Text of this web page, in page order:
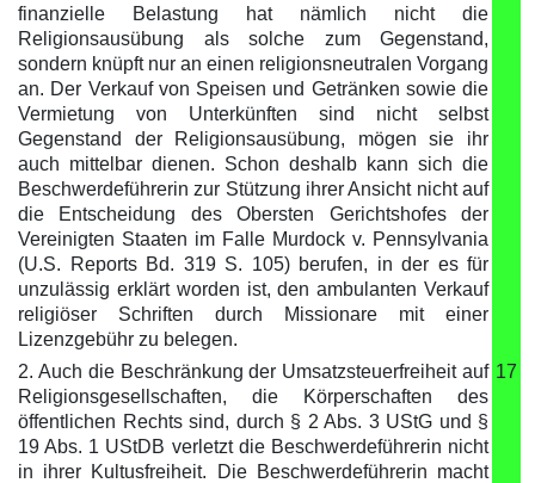
finanzielle Belastung hat nämlich nicht die
Religionsausübung als solche zum Gegenstand,
sondern knüpft nur an einen religionsneutralen Vorgang
an. Der Verkauf von Speisen und Getränken sowie die
Vermietung von Unterkünften sind nicht selbst
Gegenstand der Religionsausübung, mögen sie ihr
auch mittelbar dienen. Schon deshalb kann sich die
Beschwerdeführerin zur Stützung ihrer Ansicht nicht auf
die Entscheidung des Obersten Gerichtshofes der
Vereinigten Staaten im Falle Murdock v. Pennsylvania
(U.S. Reports Bd. 319 S. 105) berufen, in der es für
unzulässig erklärt worden ist, den ambulanten Verkauf
religiöser Schriften durch Missionare mit einer
Lizenzgebühr zu belegen.
2. Auch die Beschränkung der Umsatzsteuerfreiheit auf
Religionsgesellschaften, die Körperschaften des
öffentlichen Rechts sind, durch § 2 Abs. 3 UStG und §
19 Abs. 1 UStDB verletzt die Beschwerdeführerin nicht
in ihrer Kultusfreiheit. Die Beschwerdeführerin macht
17